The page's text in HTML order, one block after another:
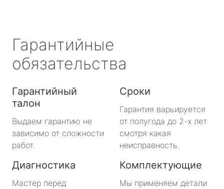
Гарантийные
обязательства
Гарантийный
талон
Выдаем гарантию не
зависимо от сложности
работ.
Сроки
Гарантия варьируется
от полугода до 2-х лет
смотря какая
неисправность.
Диагностика
Мастер перед
Комплектующие
Мы применяем детали